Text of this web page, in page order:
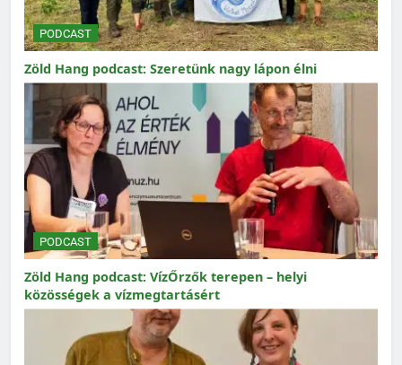
PODCAST
Zöld Hang podcast: Szeretünk nagy lápon élni
PODCAST
Zöld Hang podcast: VízŐrzők terepen – helyi
közösségek a vízmegtartásért